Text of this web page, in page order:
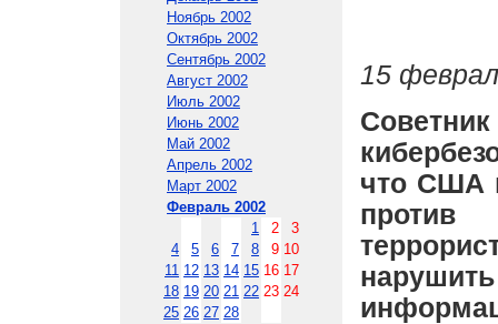
Ноябрь 2002
Октябрь 2002
Сентябрь 2002
Август 2002
Июль 2002
Июнь 2002
Май 2002
Апрель 2002
Март 2002
Февраль 2002
1
2
3
4
5 6 7 8 9 10
11 12 13 14 15 16 17
18 19 20 21 22 23 24
25 26 27 28
15
что США